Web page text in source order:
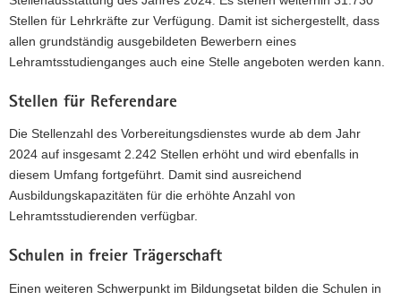
Stellen für Lehrkräfte zur Verfügung. Damit ist sichergestellt, dass
allen grundständig ausgebildeten Bewerbern eines
Lehramtsstudienganges auch eine Stelle angeboten werden kann.
Stellen für Referendare
Die Stellenzahl des Vorbereitungsdienstes wurde ab dem Jahr
2024 auf insgesamt 2.242 Stellen erhöht und wird ebenfalls in
diesem Umfang fortgeführt. Damit sind ausreichend
Ausbildungskapazitäten für die erhöhte Anzahl von
Lehramtsstudierenden verfügbar.
Schulen in freier Trägerschaft
Einen weiteren Schwerpunkt im Bildungsetat bilden die Schulen in